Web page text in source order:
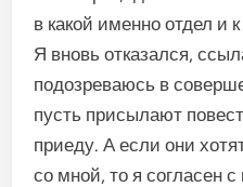
в какой именно отдел и
Я вновь отказался,
подозреваюсь в
пусть присылают
приеду. А если они
со мной, то я согласен